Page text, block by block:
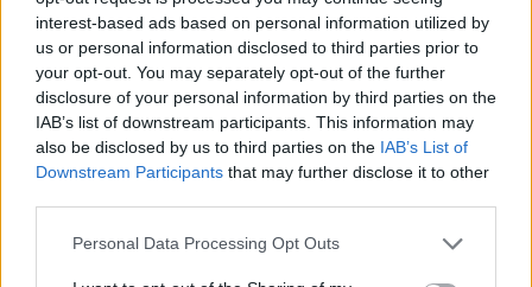
interest-based ads based on personal information utilized by
us or personal information disclosed to third parties prior to
your opt-out. You may separately opt-out of the further
disclosure of your personal information by third parties on the
IAB’s list of downstream participants. This information may
also be disclosed by us to third parties on the IAB’s List of
Downstream Participants that may further disclose it to other
Personal Data Processing Opt Outs
sensor or circuit.***
-"This means that the engine's electronic control
unit (ECU) isn't getting a clear reading of the
temperature of the coolant, making it difficult for it
to adjust the air/fuel mixture in your engine."
Idéer?